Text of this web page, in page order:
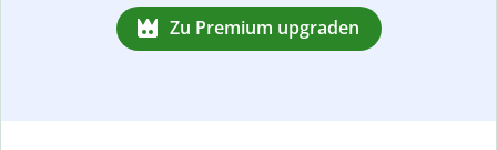
Zu Premium upgraden